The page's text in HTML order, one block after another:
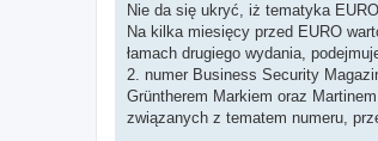
Nie da się ukryć, iż tematyka
Na kilka miesięcy przed EURO
łamach drugiego wydania,
2. numer Business Security
Grüntherem Markiem oraz
związanych z tematem numeru,